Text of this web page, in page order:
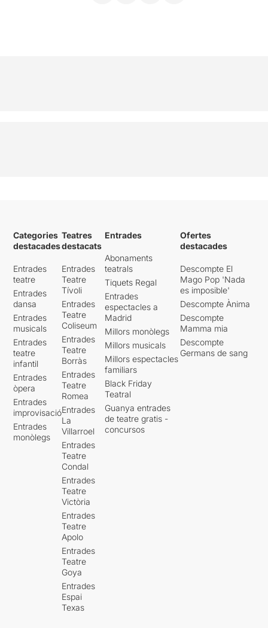
Categories
destacades
Entrades
teatre
Entrades
dansa
Entrades
musicals
Entrades
teatre
infantil
Entrades
òpera
Entrades
improvisació
Entrades
monòlegs
Teatres
destacats
Entrades
Teatre
Tívoli
Entrades
Teatre
Coliseum
Entrades
Teatre
Borràs
Entrades
Teatre
Romea
Entrades
La
Villarroel
Entrades
Teatre
Condal
Entrades
Teatre
Victòria
Entrades
Teatre
Apolo
Entrades
Teatre
Goya
Entrades
Espai
Texas
Entrades
Abonaments
teatrals
Tiquets Regal
Entrades
espectacles a
Madrid
Millors monòlegs
Millors musicals
Millors espectacles
familiars
Black Friday
Teatral
Guanya entrades
de teatre gratis -
concursos
Ofertes
destacades
Descompte El
Mago Pop 'Nada
es imposible'
Descompte Ànima
Descompte
Mamma mia
Descompte
Germans de sang